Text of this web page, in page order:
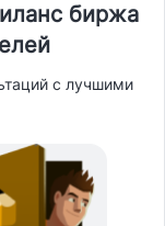
биржа
с лучшими